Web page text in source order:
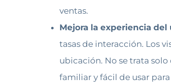
ventas.
Mejora la experiencia del
tasas de interacción. Los
ubicación. No se trata
familiar y fácil de usar